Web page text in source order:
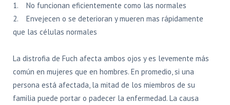
1. No funcionan eficientemente como las normales
2. Envejecen o se deterioran y mueren mas rápidamente
que las células normales
La distrofia de Fuch afecta ambos ojos y es levemente más
común en mujeres que en hombres. En promedio, si una
persona está afectada, la mitad de los miembros de su
familia puede portar o padecer la enfermedad. La causa